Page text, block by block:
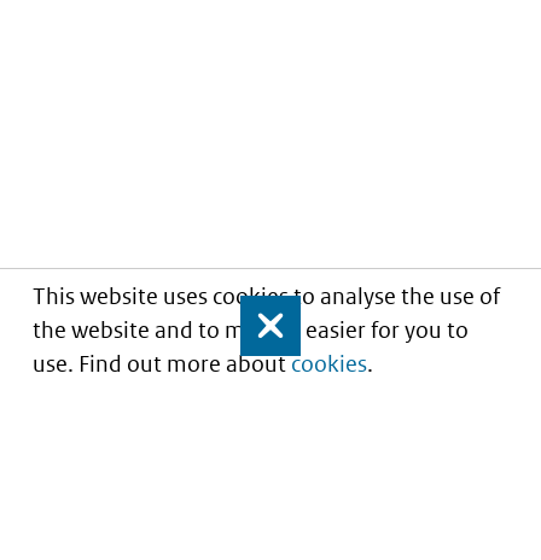
This website uses cookies to analyse the use of
the website and to make it easier for you to
use. Find out more aboutcookies.
Close